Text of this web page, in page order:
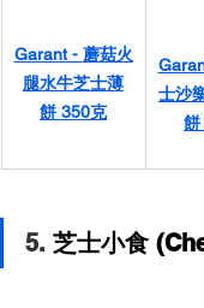
Garant - 蘑菇火
腿水牛芝士薄
餅 350克
士沙
餅
5. 芝士小食